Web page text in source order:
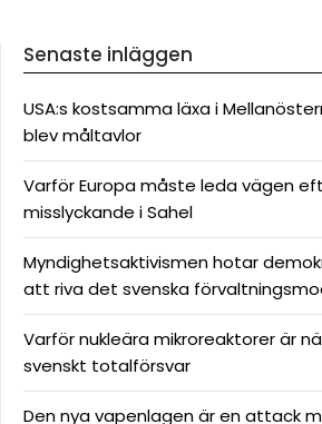
Senaste inläggen
USA:s kostsamma läxa i
blev måltavlor
Varför Europa måste leda vägen
misslyckande i Sahel
Myndighetsaktivismen hotar
att riva det svenska
Varför nukleära mikroreaktorer är
svenskt totalförsvar
Den nya vapenlagen är en attack